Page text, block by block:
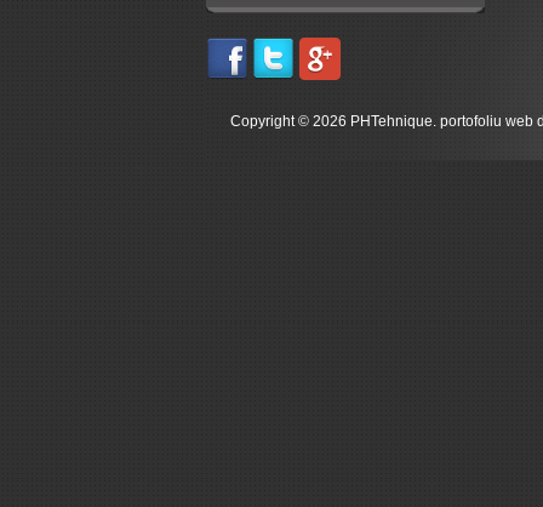
Copyright © 2026 PHTehnique. portofoliu web